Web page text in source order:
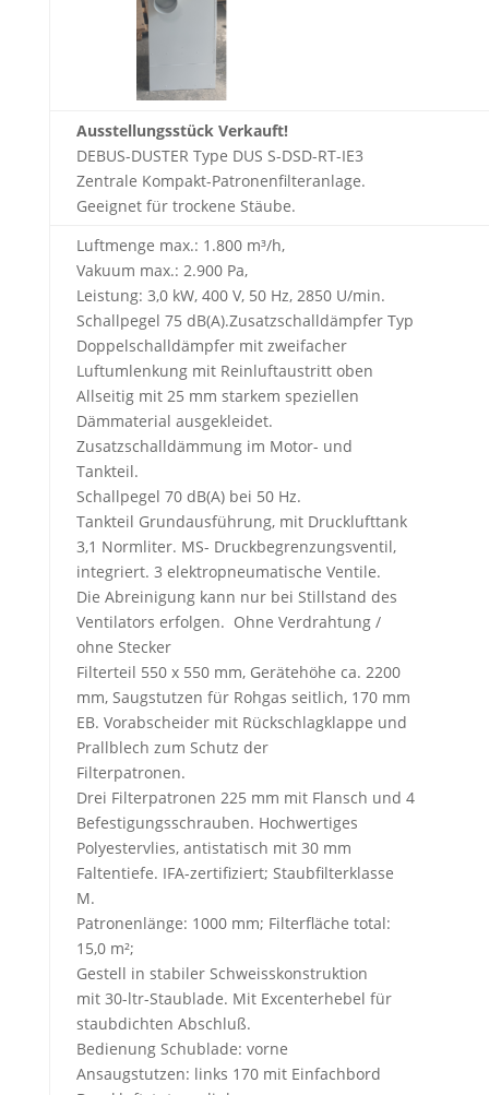
Ausstellungsstück Verkauft!
DEBUS-DUSTER Type DUS S-DSD-RT-IE3
Zentrale Kompakt-Patronenfilteranlage.
Geeignet für trockene Stäube.
Luftmenge max.: 1.800 m³/h,
Vakuum max.: 2.900 Pa,
Leistung: 3,0 kW, 400 V, 50 Hz, 2850 U/min.
Schallpegel 75 dB(A).Zusatzschalldämpfer Typ
Doppelschalldämpfer mit zweifacher
Luftumlenkung mit Reinluftaustritt oben
Allseitig mit 25 mm starkem speziellen
Dämmaterial ausgekleidet.
Zusatzschalldämmung im Motor- und
Tankteil.
Schallpegel 70 dB(A) bei 50 Hz.
Tankteil Grundausführung, mit Drucklufttank
3,1 Normliter. MS- Druckbegrenzungsventil,
integriert. 3 elektropneumatische Ventile.
Die Abreinigung kann nur bei Stillstand des
Ventilators erfolgen. Ohne Verdrahtung /
ohne Stecker
Filterteil 550 x 550 mm, Gerätehöhe ca. 2200
mm, Saugstutzen für Rohgas seitlich, 170 mm
EB. Vorabscheider mit Rückschlagklappe und
Prallblech zum Schutz der
Filterpatronen.
Drei Filterpatronen 225 mm mit Flansch und 4
Befestigungsschrauben. Hochwertiges
Polyestervlies, antistatisch mit 30 mm
Faltentiefe. IFA-zertifiziert; Staubfilterklasse
M.
Patronenlänge: 1000 mm; Filterfläche total:
15,0 m²;
Gestell in stabiler Schweisskonstruktion
mit 30-ltr-Staublade. Mit Excenterhebel für
staubdichten Abschluß.
Bedienung Schublade: vorne
Ansaugstutzen: links 170 mit Einfachbord